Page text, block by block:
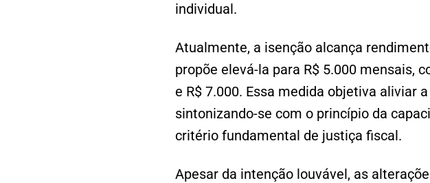
individual.
Atualmente, a isenção alcança
propõe elevá-la para R$ 5.000 mensais,
e R$ 7.000. Essa medida objetiva aliviar
sintonizando-se com o princípio da
critério fundamental de justiça fiscal.
Apesar da intenção louvável, as